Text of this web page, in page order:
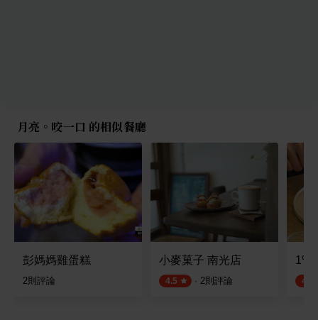
月亮。咬一口 的相似餐廳
彭媽媽雞蛋糕
2則評論
小麥菓子 南光店
4.5 · 2則評論 4.8